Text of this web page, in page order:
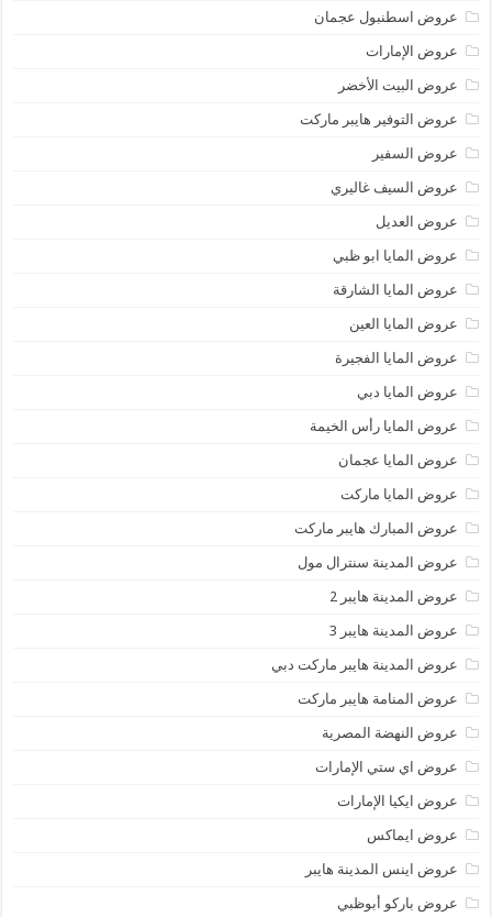
عروض اسطنبول عجمان
عروض الإمارات
عروض البيت الأخضر
عروض التوفير هايبر ماركت
عروض السفير
عروض السيف غاليري
عروض العديل
عروض المايا ابو ظبي
عروض المايا الشارقة
عروض المايا العين
عروض المايا الفجيرة
عروض المايا دبي
عروض المايا رأس الخيمة
عروض المايا عجمان
عروض المايا ماركت
عروض المبارك هايبر ماركت
عروض المدينة سنترال مول
عروض المدينة هايبر 2
عروض المدينة هايبر 3
عروض المدينة هايبر ماركت دبي
عروض المنامة هايبر ماركت
عروض النهضة المصرية
عروض اي ستي الإمارات
عروض ايكيا الإمارات
عروض ايماكس
عروض اينس المدينة هايبر
عروض باركو أبوظبي